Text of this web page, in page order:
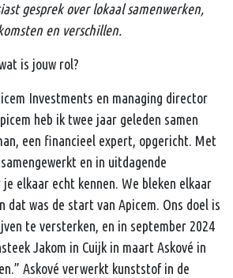
gesprek over lokaal samenwerken,
en verschillen.
is jouw rol?
Investments en managing director
heb ik twee jaar geleden samen
een financieel expert, opgericht. Met
en in uitdagende
elkaar echt kennen. We bleken elkaar
dat was de start van Apicem. Ons doel is
te versterken, en in september 2024
Jakom in Cuijk in maart Askové in
Askové verwerkt kunststof in de